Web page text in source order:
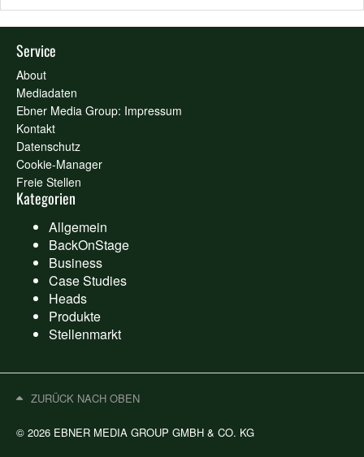
Service
About
Mediadaten
Ebner Media Group: Impressum
Kontakt
Datenschutz
Cookie-Manager
Freie Stellen
Kategorien
Allgemein
BackOnStage
Business
Case Studies
Heads
Produkte
Stellenmarkt
© 2026 EBNER MEDIA GROUP GMBH & CO. KG
ZURÜCK NACH OBEN